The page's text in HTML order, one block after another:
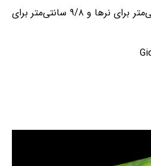
بدن به درازای ۸/۷ سانتی‌متر برای نرها و ۹/۸ سانتی‌متر برای